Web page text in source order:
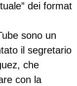
dei format
sono un
il segretario
che
con la